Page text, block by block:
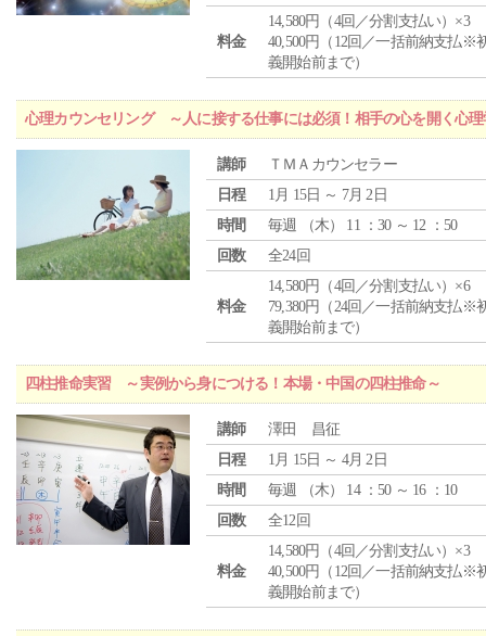
料金
14,580円（4回／分割支払い）×3
40,500円（12回／一括前納支払※
義開始前まで）
心理カウンセリング ～人に接する仕事には必須！相手の心を開く心理
講師
ＴＭＡカウンセラー
日程
1月 15日 ～ 7月 2日
時間
毎週 （木） 11 ：30 ～ 12 ：50
回数
全24回
料金
14,580円（4回／分割支払い）×6
79,380円（24回／一括前納支払※
義開始前まで）
四柱推命実習 ～実例から身につける！本場・中国の四柱推命～
講師
澤田 昌征
日程
1月 15日 ～ 4月 2日
時間
毎週 （木） 14 ：50 ～ 16 ：10
回数
全12回
料金
14,580円（4回／分割支払い）×3
40,500円（12回／一括前納支払※
義開始前まで）